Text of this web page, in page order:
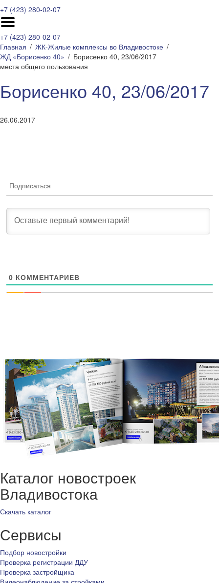
+7 (423) 280-02-07
+7 (423) 280-02-07
Главная
ЖК-Жилые комплексы во Владивостоке
ЖД «Борисенко 40»
Борисенко 40, 23/06/2017
места общего пользования
Борисенко 40, 23/06/2017
26.06.2017
Подписаться
0 КОММЕНТАРИЕВ
Каталог новостроек
Владивостока
Скачать каталог
Сервисы
Подбор новостройки
Проверка регистрации ДДУ
Проверка застройщика